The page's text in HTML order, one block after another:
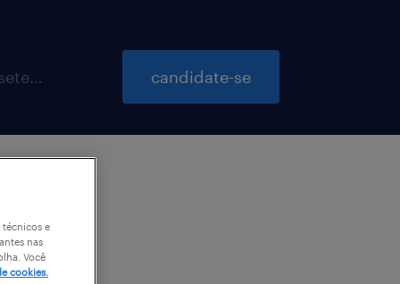
inscrições para essa vaga até 30 setembro 2026 candidate-se
técnicos e
nas
Você
cookies.